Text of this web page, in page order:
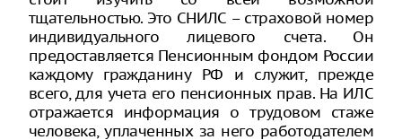
тщательностью. Это СНИЛС – страховой номер
индивидуального лицевого счета. Он
предоставляется Пенсионным фондом России
каждому гражданину РФ и служит, прежде
всего, для учета его пенсионных прав. На ИЛС
отражается информация о трудовом стаже
человека, уплаченных за него работодателем